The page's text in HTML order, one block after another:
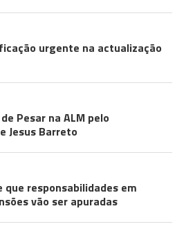
urgente na actualização
Pesar na ALM pelo
Jesus Barreto
que responsabilidades em
vão ser apuradas